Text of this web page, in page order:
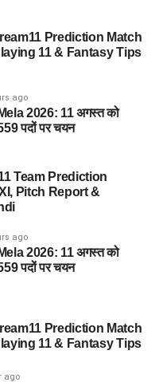
Prediction Match
11 & Fantasy Tips
ago
2026: 11 अगस्त को
पदों पर चयन
Team Prediction
Pitch Report &
ago
2026: 11 अगस्त को
पदों पर चयन
Prediction Match
11 & Fantasy Tips
ago